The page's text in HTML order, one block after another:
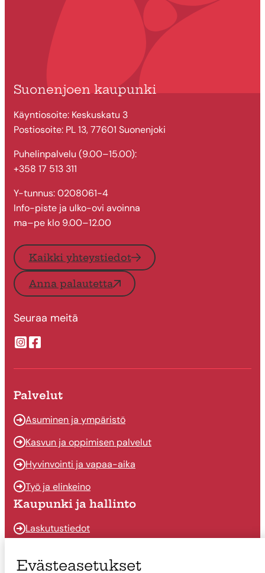
Suonenjoen kaupunki
Käyntiosoite: Keskuskatu 3
Postiosoite: PL 13, 77601 Suonenjoki
Puhelinpalvelu (9.00–15.00):
+358 17 513 311
Y-tunnus: 0208061-4
Info-piste ja ulko-ovi avoinna
ma–pe klo 9.00–12.00
Kaikki yhteystiedot
Anna palautetta
Seuraa meitä
Suonenjoen kaupungin Instragram
Suonenjoen kaupungin Facebook
Palvelut
Asuminen ja ympäristö
Kasvun ja oppimisen palvelut
Hyvinvointi ja vapaa-aika
Työ ja elinkeino
Kaupunki ja hallinto
Laskutustiedot
Evästeasetukset